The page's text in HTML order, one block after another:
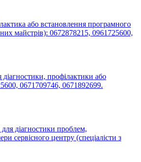
або встановлення програмного
майстрів): 0672878215, 0961725600,
профілактики або
0671709746, 0671892699.
діагностики проблем,
сервісного центру (спеціалісти з